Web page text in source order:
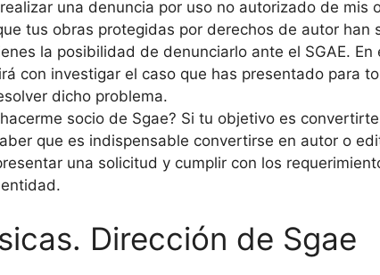
una denuncia por uso no autorizado de mis
tus obras protegidas por derechos de autor han
la posibilidad de denunciarlo ante el SGAE. En
con investigar el caso que has presentado para
dicho problema.
socio de Sgae? Si tu objetivo es
que es indispensable convertirse en autor o
una solicitud y cumplir con los
Dirección de Sgae